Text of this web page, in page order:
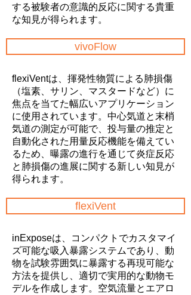
する被験者の意識的反応に関する貴重
な知見が得られます。
vivoFlow
flexiVentは、揮発性物質による肺損傷
（塩素、サリン、マスタードなど）に
焦点を当てた幅広いアプリケーション
に使用されています。中心気道と末梢
気道の測定が可能で、投与量の推定と
自動化された用量反応機能を備えてい
るため、曝露の進行を通じて炎症反応
と肺損傷の進展に関する新しい知見が
得られます。
flexiVent
inExposeは、コンパクトでカスタマイ
ズ可能な吸入暴露システムであり、動
物を試験雰囲気に暴露する再現可能な
方法を提供し、適切で実用的な動物モ
デルを作成します。空気流量とエアロ